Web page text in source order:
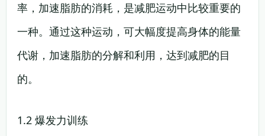
率，加速脂肪的消耗，是减肥运动中比较重要的
一种。通过这种运动，可大幅度提高身体的能量
代谢，加速脂肪的分解和利用，达到减肥的目
的。
1.2 爆发力训练